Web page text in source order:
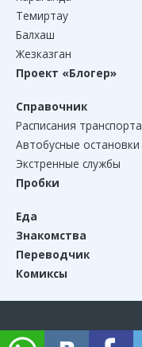
Темиртау
Балхаш
Жезказган
Проект «Блогер»
Справочник
Расписания транспорта
Автобусные остановки
Экстренные службы
Пробки
Еда
Знакомства
Переводчик
Комиксы